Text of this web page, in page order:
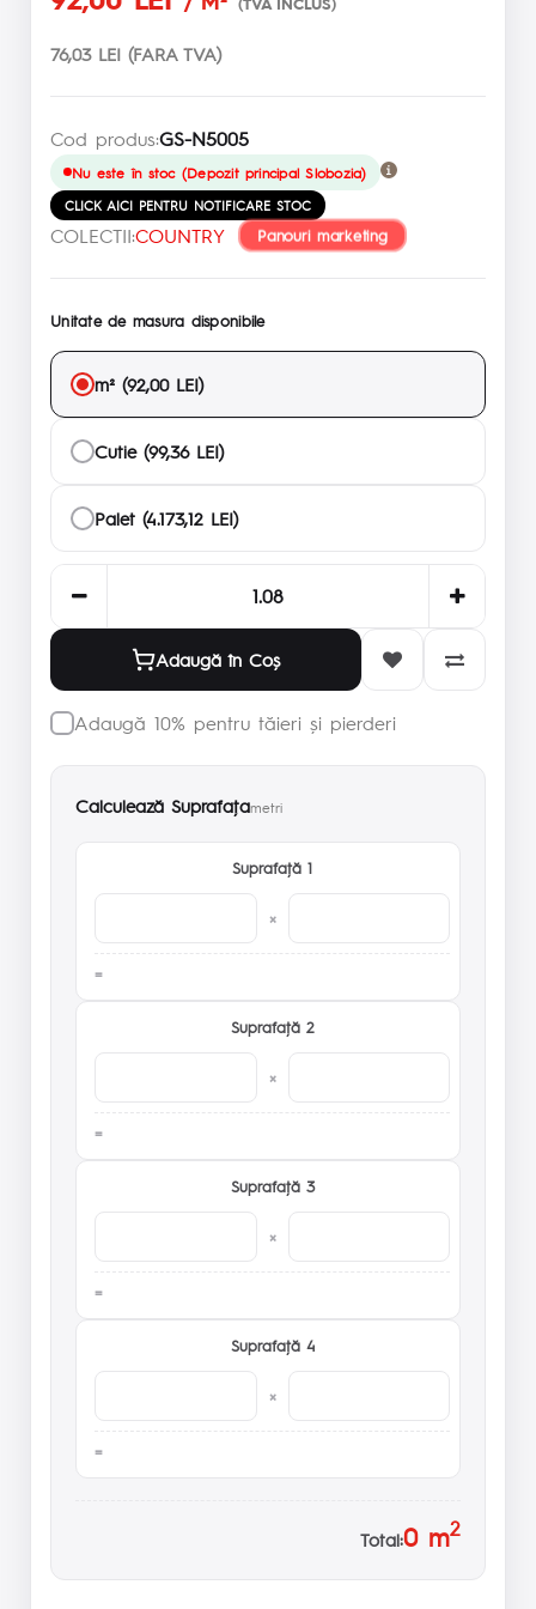
76,03 LEI (FARA TVA)
Cod produs:GS-N5005
Nu este în stoc (Depozit principal Slobozia)
CLICK AICI PENTRU NOTIFICARE STOC
COLECTII:COUNTRY Panouri marketing
Unitate de masura disponibile
m² (92,00 LEI)
Cutie (99,36 LEI)
Palet (4.173,12 LEI)
Adaugă în Coş
Adaugă 10% pentru tăieri și pierderi
Calculează Suprafaţametri
Suprafaţă 1
×
Suprafaţă 2
×
Suprafaţă 3
×
Suprafaţă 4
×
Total:0m2